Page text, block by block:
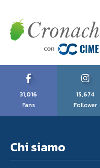
31,016
Fans
15,674
Follower
Chi siamo